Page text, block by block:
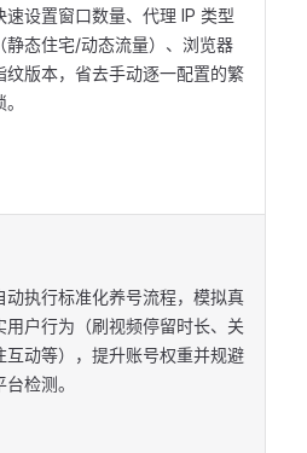
速设置窗口数量、代理 IP 类型
（静态住宅/动态流量）、浏览器
纹版本，省去手动逐一配置的繁
动执行标准化养号流程，模拟真
用户行为（刷视频停留时长、关
互动等），提升账号权重并规避
台检测。